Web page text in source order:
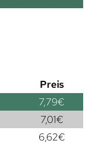
Preis
7,79€
7,01€
6,62€